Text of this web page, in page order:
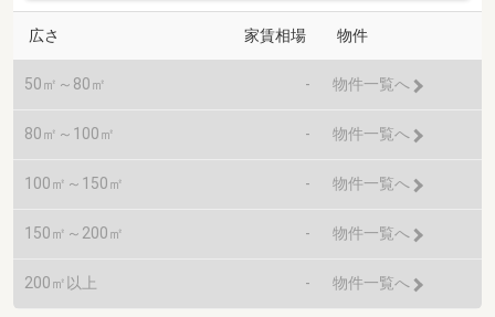
広さ 家賃相場 物件
50㎡～80㎡ - 物件一覧へ
80㎡～100㎡ - 物件一覧へ
100㎡～150㎡ - 物件一覧へ
150㎡～200㎡ - 物件一覧へ
200㎡以上 - 物件一覧へ